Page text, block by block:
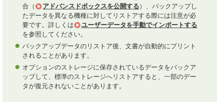
合（
アドバンスドボックスを公開する ）、バックアップし
たデータを異なる機種に対してリストアする際には注意が必
要です。詳しくは
ユーザーデータを手動でインポートする
を参照してください。
バックアップデータのリストア後、文書が自動的にプリント
されることがあります。
オプションのストレージに保存されているデータをバックア
ップして、標準のストレージへリストアすると、一部のデー
タが復元されないことがあります。